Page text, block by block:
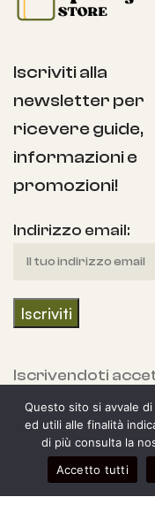
Iscriviti alla
newsletter per
ricevere guide,
informazioni e
promozioni!
Indirizzo email:
Iscrivendoti
nostra
sulla privacy e
il consenso a
aggiornamenti
nostra azienda.
laterale
Il mio account
0
Carrello
Questo sito si avvale
ed utili alle finalità
di più consulta la
Accetto tutti